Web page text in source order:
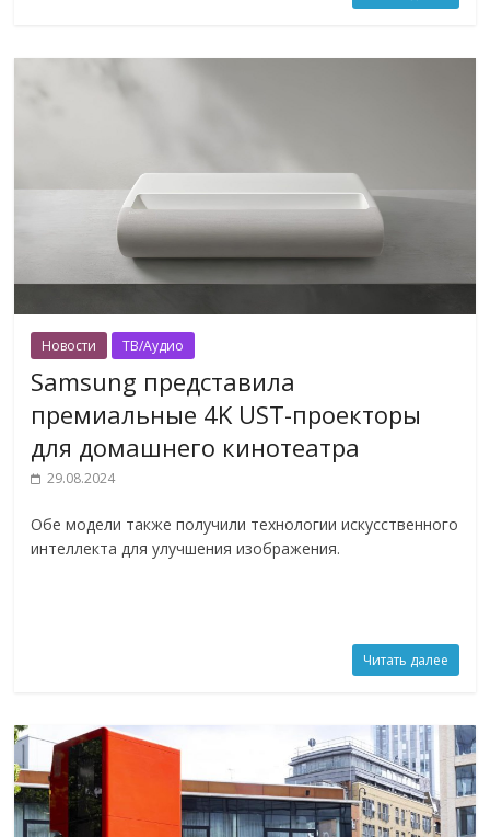
Новости ТВ/Аудио
Samsung представила
премиальные 4K UST-проекторы
для домашнего кинотеатра
29.08.2024
Обе модели также получили технологии искусственного
интеллекта для улучшения изображения.
Читать далее